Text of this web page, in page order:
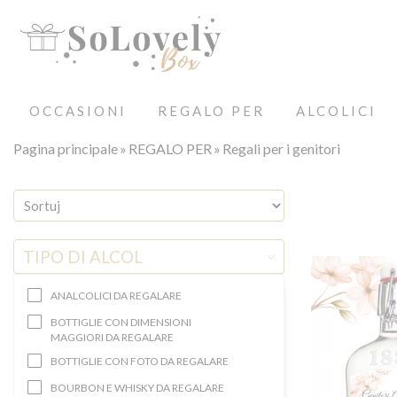
OCCASIONI REGALO PER ALCOLICI
Pagina principale REGALO PER Regali per i genitori
TIPO DI ALCOL
ANALCOLICI DA REGALARE
BOTTIGLIE CON DIMENSIONI
MAGGIORI DA REGALARE
BOTTIGLIE CON FOTO DA REGALARE
BOURBON E WHISKY DA REGALARE